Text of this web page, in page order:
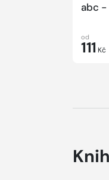
abc -
od
111 Kč